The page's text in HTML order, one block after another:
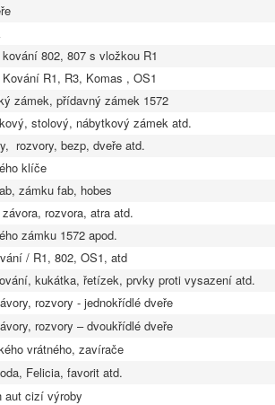
802, 807 s vložkou R1
R1, R3, Komas , OS1
zámek, přídavný zámek 1572
stolový, nábytkový zámek atd.
rozvory, bezp, dveře atd.
klíče
zámku fab, hobes
rozvora, atra atd.
zámku 1572 apod.
/ R1, 802, OS1, atd
kukátka, řetízek, prvky proti vysazení atd.
rozvory - jednokřídlé dveře
rozvory – dvoukřídlé dveře
vrátného, zavírače
Felicia, favorit atd.
aut cizí výroby